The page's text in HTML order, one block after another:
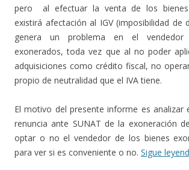
pero al efectuar la venta de los bienes
existirá afectación al IGV (imposibilidad de
genera un problema en el
exonerados, toda vez que al no poder
adquisiciones como crédito fiscal, no
propio de neutralidad que el IVA tiene.
El motivo del presente informe es analizar
renuncia ante SUNAT de la exoneración
optar o no el vendedor de los bienes
para ver si es conveniente o no. Sigue